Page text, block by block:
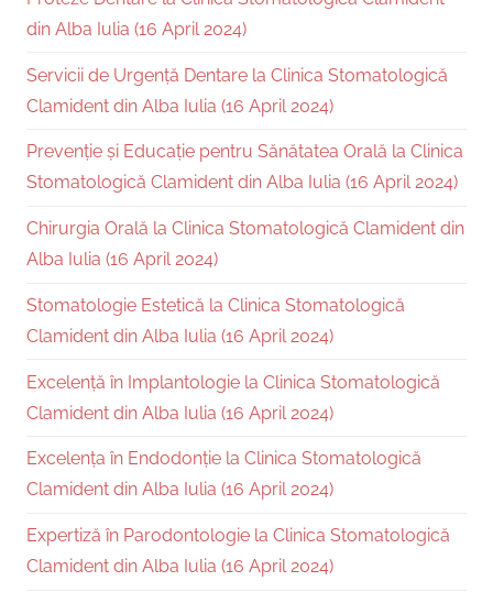
din Alba Iulia (16 April 2024)
Servicii de Urgență Dentare la Clinica Stomatologică
Clamident din Alba Iulia (16 April 2024)
Prevenție și Educație pentru Sănătatea Orală la Clinica
Stomatologică Clamident din Alba Iulia (16 April 2024)
Chirurgia Orală la Clinica Stomatologică Clamident din
Alba Iulia (16 April 2024)
Stomatologie Estetică la Clinica Stomatologică
Clamident din Alba Iulia (16 April 2024)
Excelență în Implantologie la Clinica Stomatologică
Clamident din Alba Iulia (16 April 2024)
Excelența în Endodonție la Clinica Stomatologică
Clamident din Alba Iulia (16 April 2024)
Expertiză în Parodontologie la Clinica Stomatologică
Clamident din Alba Iulia (16 April 2024)